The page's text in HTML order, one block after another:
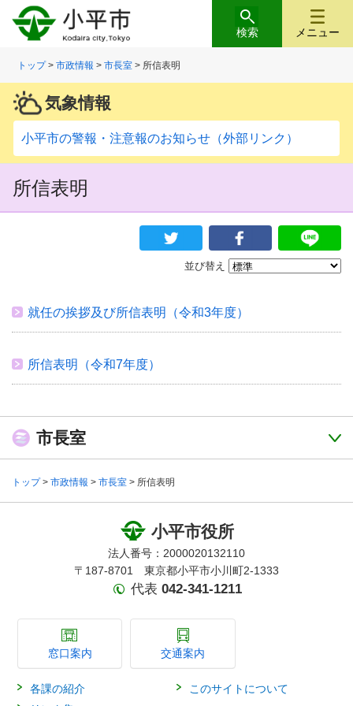
メニュー
検索
トップ>市政情報 >市長室 > 所信表明
気象情報
小平市の警報・注意報のお知らせ（外部リンク）
所信表明
並び替え
就任の挨拶及び所信表明（令和3年度）
所信表明（令和7年度）
市長室
トップ> 市政情報 > 市長室 > 所信表明
小平市役所
法人番号：2000020132110
〒187-8701 東京都小平市小川町2-1333
代表 042-341-1211
窓口案内 交通案内
各課の紹介
このサイトについて